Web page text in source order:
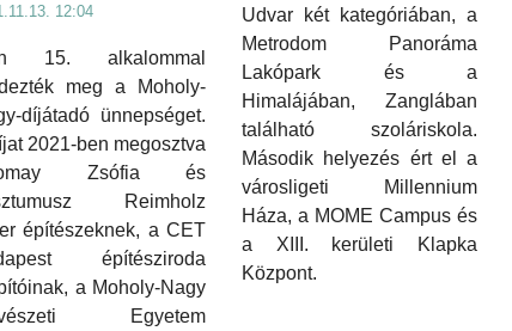
12:04
15. alkalommal
meg a Moholy-
díjátadó ünnepséget.
2021-ben megosztva
Zsófia és
Reimholz
építészeknek, a CET
építésziroda
a Moholy-Nagy
Egyetem
Udvar két kategóriában, a
Metrodom Panoráma
Lakópark és a
Himalájában, Zanglában
található szoláriskola.
Második helyezés ért el a
városligeti Millennium
Háza, a MOME Campus és
a XIII. kerületi Klapka
Központ.